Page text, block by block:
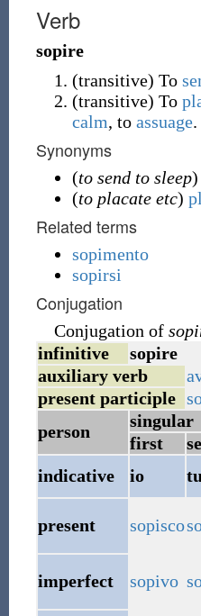
Verb
sopire
(transitive) To
(transitive) To
calm, to assuage.
Synonyms
(to send to sleep)
(to placate etc)
Related terms
sopimento
sopirsi
Conjugation
Conjugation of
infinitive
sopire
auxiliary verb
present participle
person
singular
first
indicative
io tu
present sopisco
imperfect sopivo